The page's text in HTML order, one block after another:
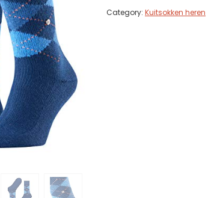
Category: Kuitsokken heren